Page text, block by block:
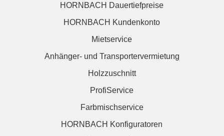
HORNBACH Dauertiefpreise
HORNBACH Kundenkonto
Mietservice
Anhänger- und Transportervermietung
Holzzuschnitt
ProfiService
Farbmischservice
HORNBACH Konfiguratoren